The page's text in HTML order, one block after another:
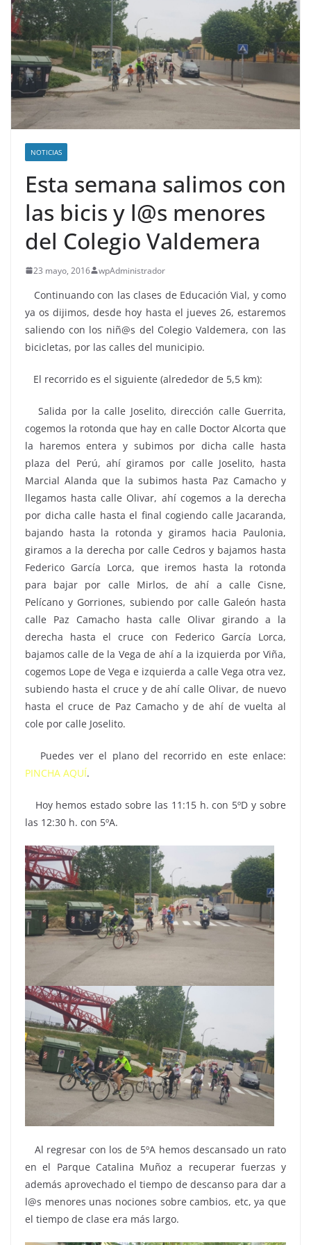
NOTICIAS
Esta semana salimos con
las bicis y l@s menores
del Colegio Valdemera
23 mayo, 2016 wpAdministrador
Continuando con las clases de Educación Vial, y como
ya os dijimos, desde hoy hasta el jueves 26, estaremos
saliendo con los niñ@s del Colegio Valdemera, con las
bicicletas, por las calles del municipio.
El recorrido es el siguiente (alrededor de 5,5 km):
Salida por la calle Joselito, dirección calle Guerrita,
cogemos la rotonda que hay en calle Doctor Alcorta que
la haremos entera y subimos por dicha calle hasta
plaza del Perú, ahí giramos por calle Joselito, hasta
Marcial Alanda que la subimos hasta Paz Camacho y
llegamos hasta calle Olivar, ahí cogemos a la derecha
por dicha calle hasta el final cogiendo calle Jacaranda,
bajando hasta la rotonda y giramos hacia Paulonia,
giramos a la derecha por calle Cedros y bajamos hasta
Federico García Lorca, que iremos hasta la rotonda
para bajar por calle Mirlos, de ahí a calle Cisne,
Pelícano y Gorriones, subiendo por calle Galeón hasta
calle Paz Camacho hasta calle Olivar girando a la
derecha hasta el cruce con Federico García Lorca,
bajamos calle de la Vega de ahí a la izquierda por Viña,
cogemos Lope de Vega e izquierda a calle Vega otra vez,
subiendo hasta el cruce y de ahí calle Olivar, de nuevo
hasta el cruce de Paz Camacho y de ahí de vuelta al
cole por calle Joselito.
Puedes ver el plano del recorrido en este enlace:
PINCHA AQUÍ.
Hoy hemos estado sobre las 11:15 h. con 5ºD y sobre
las 12:30 h. con 5ºA.
Al regresar con los de 5ºA hemos descansado un rato
en el Parque Catalina Muñoz a recuperar fuerzas y
además aprovechado el tiempo de descanso para dar a
l@s menores unas nociones sobre cambios, etc, ya que
el tiempo de clase era más largo.